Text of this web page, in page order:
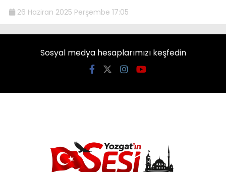
26 Haziran 2025 Perşembe 17:05
Sosyal medya hesaplarımızı keşfedin